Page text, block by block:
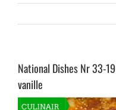
National Dishes Nr 33-
vanille